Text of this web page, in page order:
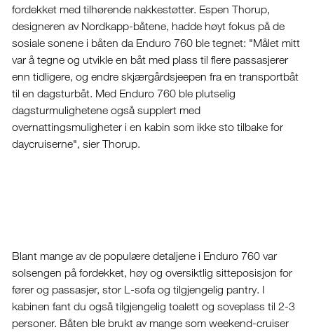
fordekket med tilhørende nakkestøtter. Espen Thorup,
designeren av Nordkapp-båtene, hadde høyt fokus på de
sosiale sonene i båten da Enduro 760 ble tegnet: "Målet mitt
var å tegne og utvikle en båt med plass til flere passasjerer
enn tidligere, og endre skjærgårdsjeepen fra en transportbåt
til en dagsturbåt. Med Enduro 760 ble plutselig
dagsturmulighetene også supplert med
overnattingsmuligheter i en kabin som ikke sto tilbake for
daycruiserne", sier Thorup.
Blant mange av de populære detaljene i Enduro 760 var
solsengen på fordekket, høy og oversiktlig sitteposisjon for
fører og passasjer, stor L-sofa og tilgjengelig pantry. I
kabinen fant du også tilgjengelig toalett og soveplass til 2-3
personer. Båten ble brukt av mange som weekend-cruiser